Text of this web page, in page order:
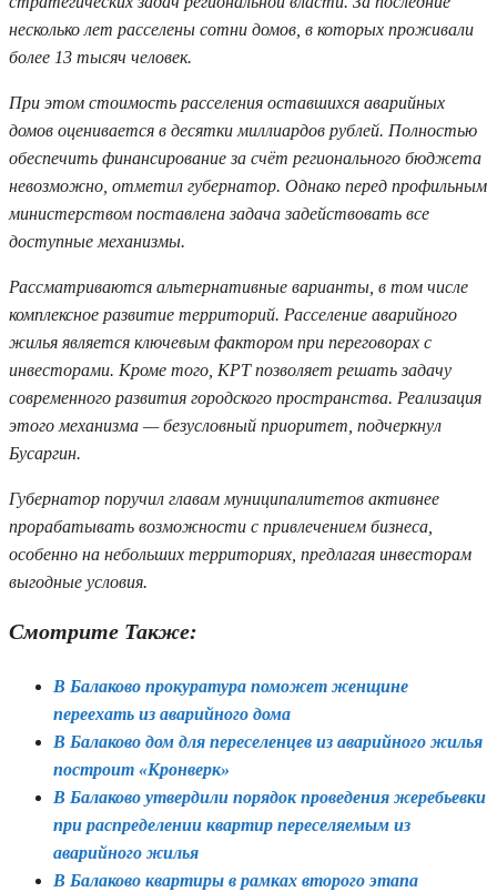
несколько лет расселены сотни домов, в которых проживали
более 13 тысяч человек.
При этом стоимость расселения оставшихся аварийных
домов оценивается в десятки миллиардов рублей. Полностью
обеспечить финансирование за счёт регионального бюджета
невозможно, отметил губернатор. Однако перед профильным
министерством поставлена задача задействовать все
доступные механизмы.
Рассматриваются альтернативные варианты, в том числе
комплексное развитие территорий. Расселение аварийного
жилья является ключевым фактором при переговорах с
инвесторами. Кроме того, КРТ позволяет решать задачу
современного развития городского пространства. Реализация
этого механизма — безусловный приоритет, подчеркнул
Бусаргин.
Губернатор поручил главам муниципалитетов активнее
прорабатывать возможности с привлечением бизнеса,
особенно на небольших территориях, предлагая инвесторам
выгодные условия.
Смотрите Также:
В Балаково прокуратура поможет женщине
переехать из аварийного дома
В Балаково дом для переселенцев из аварийного жилья
построит «Кронверк»
В Балаково утвердили порядок проведения жеребьевки
при распределении квартир переселяемым из
аварийного жилья
В Балаково квартиры в рамках второго этапа